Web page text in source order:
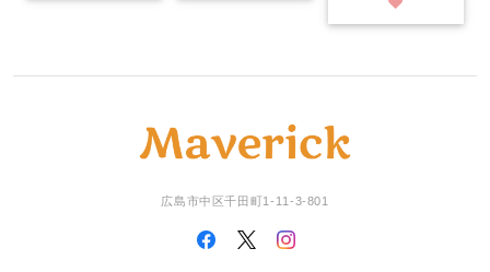
広島市中区千田町1-11-3-801